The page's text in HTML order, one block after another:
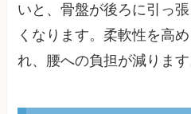
いと、骨盤が後ろに引っ
くなります。柔軟性を高
れ、腰への負担が減ります